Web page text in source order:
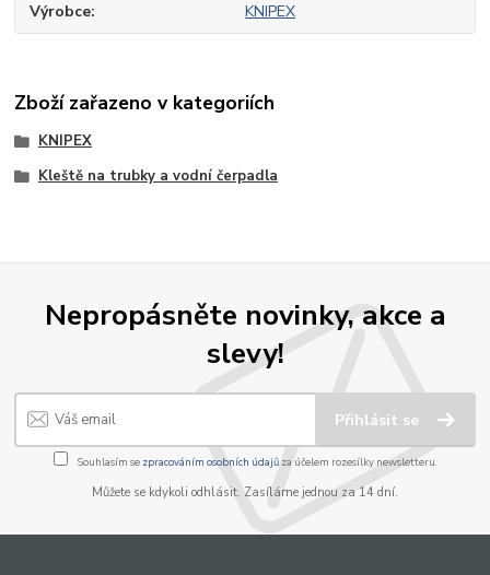
Výrobce KNIPEX
Zboží zařazeno v kategoriích
KNIPEX
Kleště na trubky a vodní čerpadla
Nepropásněte novinky, akce a
slevy!
Přihlásit se
Souhlasím se zpracováním osobních údajůza účelem rozesílky newsletteru.
Můžete se kdykoli odhlásit. Zasíláme jednou za 14 dní.